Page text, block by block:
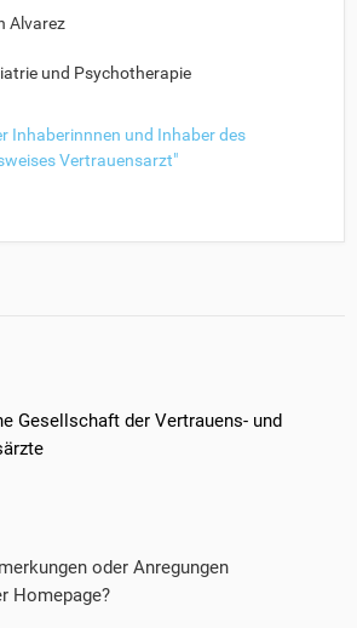
Alvarez
und Psychotherapie
Inhaberinnnen und Inhaber des
Vertrauensarzt"
Gesellschaft der Vertrauens- und
oder Anregungen
Homepage?